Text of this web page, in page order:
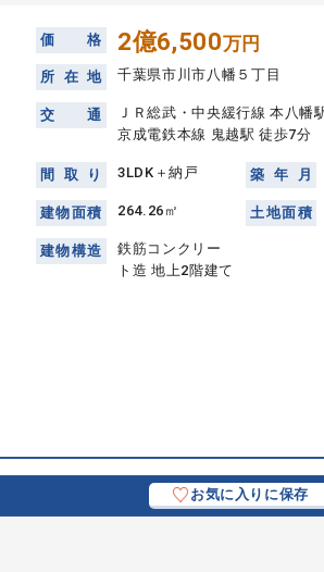
価 格 2億6,500万円
所 在 地 千葉県市川市八幡５丁目
交 通
ＪＲ総武・中央緩行線 本八幡
京成電鉄本線 鬼越駅 徒歩7分
間 取 り 3LDK＋納戸 築 年 月
建物面積 264.26㎡ 土地面積
建物構造
鉄筋コンクリー
ト造 地上2階建て
お気に入りに保存